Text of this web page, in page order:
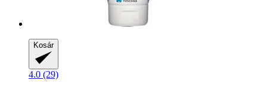
Kosár
4.0 (29)